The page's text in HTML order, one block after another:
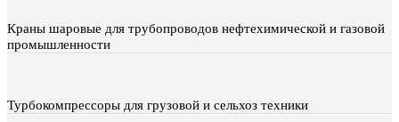
Краны шаровые для трубопроводов нефтехимической и газовой
промышленности
Турбокомпрессоры для грузовой и сельхоз техники